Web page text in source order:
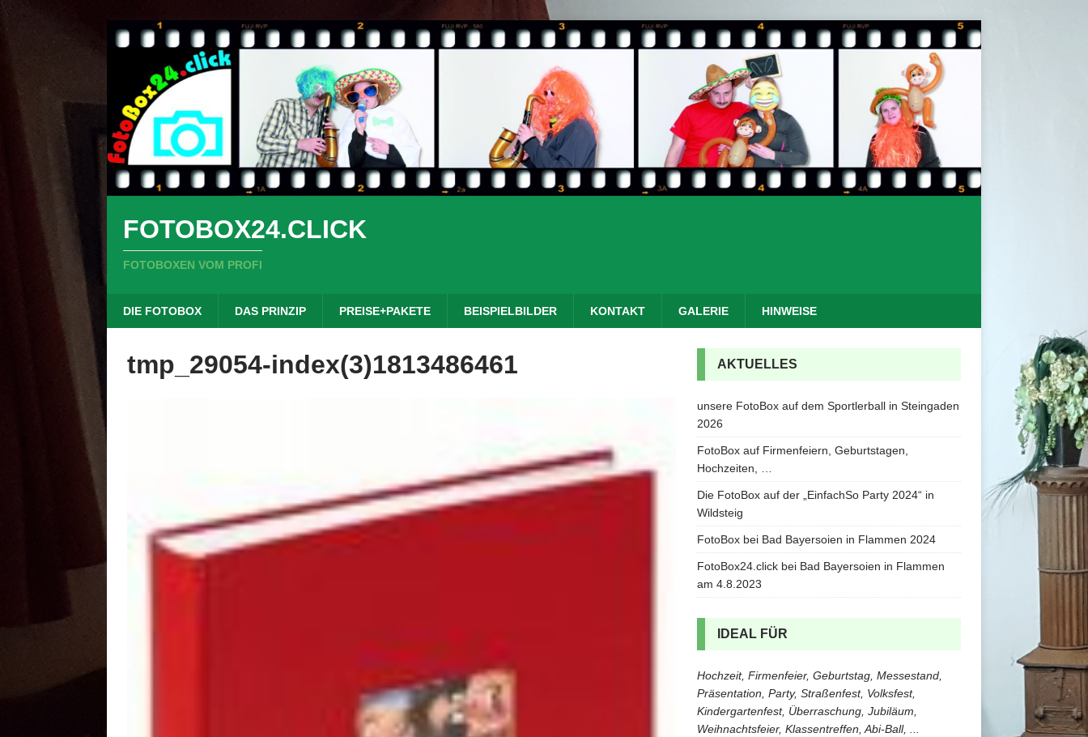
FOTOBOX24.CLICK
FOTOBOXEN VOM PROFI
DIE FOTOBOX DAS PRINZIP PREISE+PAKETE BEISPIELBILDER KONTAKT GALERIE HINWEISE
tmp_29054-index(3)1813486461 AKTUELLES
unsere FotoBox auf dem Sportlerball in Steingaden
2026
FotoBox auf Firmenfeiern, Geburtstagen,
Hochzeiten, …
Die FotoBox auf der „EinfachSo Party 2024“ in
Wildsteig
FotoBox bei Bad Bayersoien in Flammen 2024
FotoBox24.click bei Bad Bayersoien in Flammen
am 4.8.2023
IDEAL FÜR
Hochzeit, Firmenfeier, Geburtstag, Messestand,
Präsentation, Party, Straßenfest, Volksfest,
Kindergartenfest, Überraschung, Jubiläum,
Weihnachtsfeier, Klassentreffen, Abi-Ball, ...